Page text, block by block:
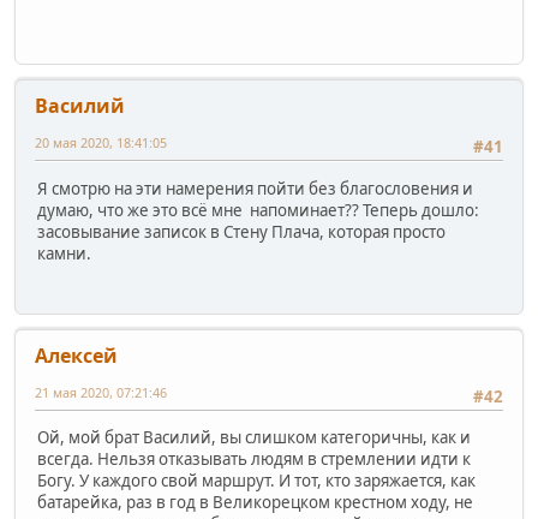
Василий
#41
20 мая 2020, 18:41:05
Я смотрю на эти намерения пойти без благословения и
думаю, что же это всё мне напоминает?? Теперь дошло:
засовывание записок в Стену Плача, которая просто
камни.
Алексей
#42
21 мая 2020, 07:21:46
Ой, мой брат Василий, вы слишком категоричны, как и
всегда. Нельзя отказывать людям в стремлении идти к
Богу. У каждого свой маршрут. И тот, кто заряжается, как
батарейка, раз в год в Великорецком крестном ходу, не